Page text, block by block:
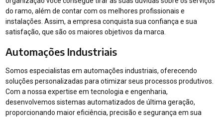
do ramo, além de contar com os melhores profissionais e
instalações. Assim, a empresa conquista sua confiança e sua
satisfação, que são os maiores objetivos da marca.
Automações Industriais
Somos especialistas em automações industriais, oferecendo
soluções personalizadas para otimizar seus processos produtivos.
Com a nossa expertise em tecnologia e engenharia,
desenvolvemos sistemas automatizados de última geração,
proporcionando maior eficiência, precisão e segurança em sua